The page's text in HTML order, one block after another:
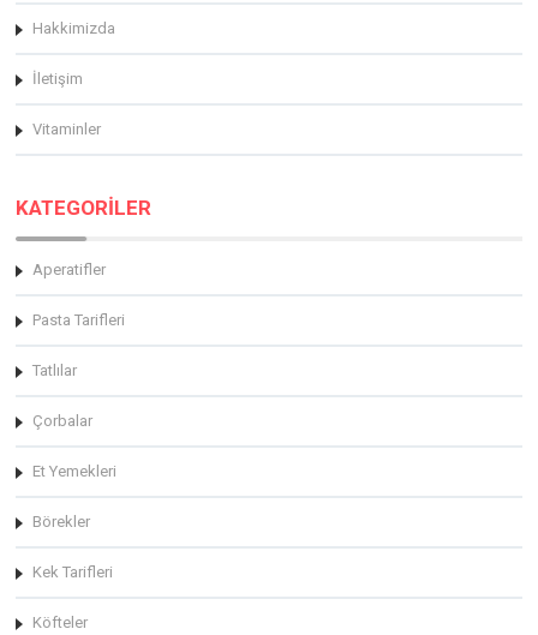
Hakkimizda
İletişim
Vitaminler
KATEGORİLER
Aperatifler
Pasta Tarifleri
Tatlılar
Çorbalar
Et Yemekleri
Börekler
Kek Tarifleri
Köfteler